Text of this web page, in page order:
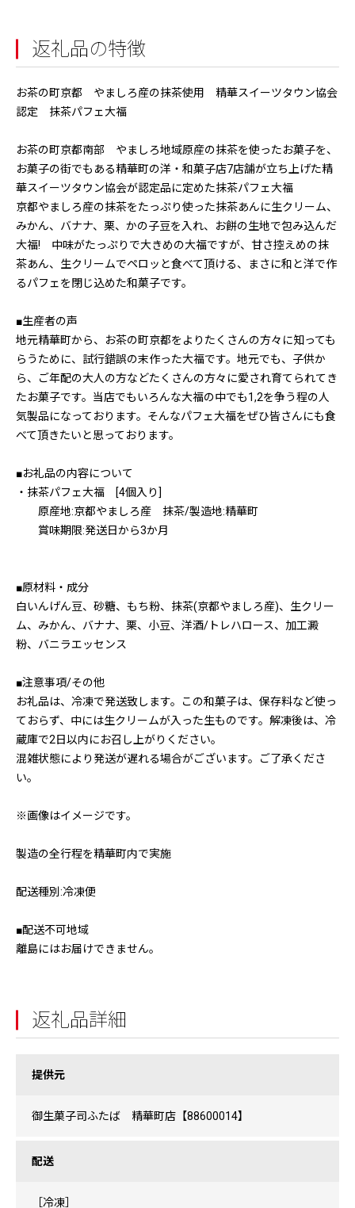
返礼品の特徴
お茶の町京都 やましろ産の抹茶使用 精華スイーツタウン協会
認定 抹茶パフェ大福
お茶の町京都南部 やましろ地域原産の抹茶を使ったお菓子を、
お菓子の街でもある精華町の洋・和菓子店7店舗が立ち上げた精
華スイーツタウン協会が認定品に定めた抹茶パフェ大福
京都やましろ産の抹茶をたっぷり使った抹茶あんに生クリーム、
みかん、バナナ、栗、かの子豆を入れ、お餅の生地で包み込んだ
大福! 中味がたっぷりで大きめの大福ですが、甘さ控えめの抹
茶あん、生クリームでペロッと食べて頂ける、まさに和と洋で作
るパフェを閉じ込めた和菓子です。
■生産者の声
地元精華町から、お茶の町京都をよりたくさんの方々に知っても
らうために、試行錯誤の末作った大福です。地元でも、子供か
ら、ご年配の大人の方などたくさんの方々に愛され育てられてき
たお菓子です。当店でもいろんな大福の中でも1,2を争う程の人
気製品になっております。そんなパフェ大福をぜひ皆さんにも食
べて頂きたいと思っております。
■お礼品の内容について
・抹茶パフェ大福 [4個入り]
原産地:京都やましろ産 抹茶/製造地:精華町
賞味期限:発送日から3か月
■原材料・成分
白いんげん豆、砂糖、もち粉、抹茶(京都やましろ産)、生クリー
ム、みかん、バナナ、栗、小豆、洋酒/トレハロース、加工澱
粉、バニラエッセンス
■注意事項/その他
お礼品は、冷凍で発送致します。この和菓子は、保存料など使っ
ておらず、中には生クリームが入った生ものです。解凍後は、冷
蔵庫で2日以内にお召し上がりください。
混雑状態により発送が遅れる場合がございます。ご了承くださ
い。
※画像はイメージです。
製造の全行程を精華町内で実施
配送種別:冷凍便
■配送不可地域
離島にはお届けできません。
返礼品詳細
提供元
御生菓子司ふたば 精華町店【88600014】
配送
［冷凍］